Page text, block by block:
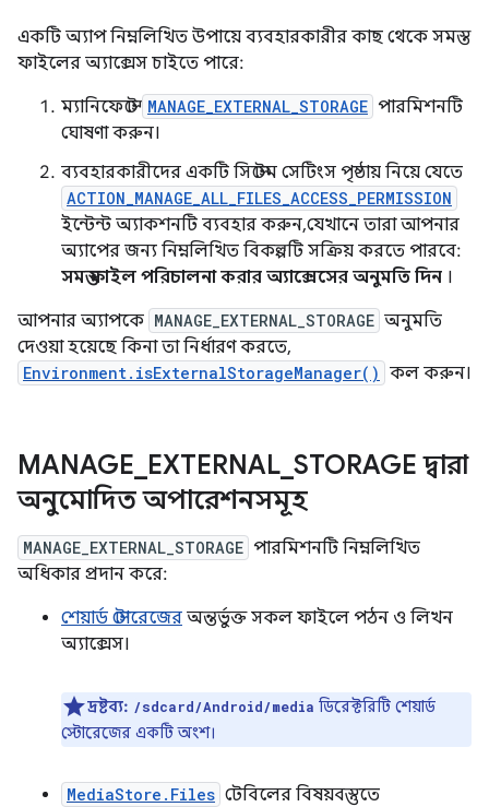
একটি অ্যাপ নিম্নলিখিত উপায়ে ব্যবহারকারীর কাছ থেকে সমস্ত
ফাইলের অ্যাক্সেস চাইতে পারে:
ম্যানিফেস্টে MANAGE_EXTERNAL_STORAGE পারমিশনটি
ঘোষণা করুন।
ব্যবহারকারীদের একটি সিস্টেম সেটিংস পৃষ্ঠায় নিয়ে যেতে
ACTION_MANAGE_ALL_FILES_ACCESS_PERMISSION
ইন্টেন্ট অ্যাকশনটি ব্যবহার করুন, যেখানে তারা আপনার
অ্যাপের জন্য নিম্নলিখিত বিকল্পটি সক্রিয় করতে পারবে:
সমস্ত ফাইল পরিচালনা করার অ্যাক্সেসের অনুমতি দিন ।
আপনার অ্যাপকে MANAGE_EXTERNAL_STORAGE অনুমতি
দেওয়া হয়েছে কিনা তা নির্ধারণ করতে,
Environment.isExternalStorageManager() কল করুন।
MANAGE EXTERNAL STORAGE দ্বারা
অনুমোদিত অপারেশনসমূহ
MANAGE_EXTERNAL_STORAGE পারমিশনটি নিম্নলিখিত
অধিকার প্রদান করে:
শেয়ার্ড স্টোরেজের অন্তর্ভুক্ত সকল ফাইলে পঠন ও লিখন
অ্যাক্সেস।
দ্রষ্টব্য: /sdcard/Android/media ডিরেক্টরিটি শেয়ার্ড
স্টোরেজের একটি অংশ।
MediaStore.Files টেবিলের বিষয়বস্তুতে